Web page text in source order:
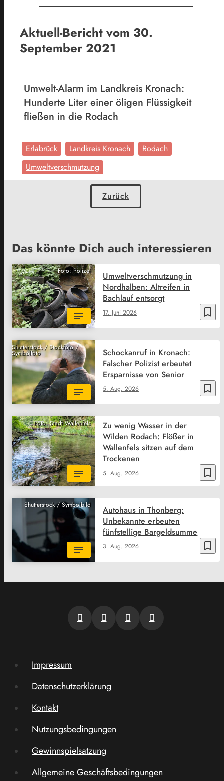
FFW Steinwiesen
Aktuell-Bericht vom 30.
September 2021
Umwelt-Alarm im Landkreis Kronach:
Hunderte Liter einer öligen Flüssigkeit
fließen in die Rodach
Erlabrück Landkreis Kronach
Rodach
Umweltverschmutzung
Zurück
Das könnte Dich auch interessieren
Foto: Polizei
bookmark_border
17. Juni 2026
Umweltverschmutzung in
Nordhalben: Altreifen in
Bachlauf entsorgt
Shutterstock / Stockfoto /
Symbolfoto
bookmark_border
5. Aug. 2026
Schockanruf in Kronach:
Falscher Polizist erbeutet
Ersparnisse von Senior
Foto: Stadt Wallenfels
bookmark_border
5. Aug. 2026
Zu wenig Wasser in der
Wilden Rodach: Flößer in
Wallenfels sitzen auf dem
Trockenen
Shutterstock / Symbolbild
bookmark_border
3. Aug. 2026
Autohaus in Thonberg:
Unbekannte erbeuten
fünfstellige Bargeldsumme
Impressum
Datenschutzerklärung
Kontakt
Nutzungsbedingungen
Gewinnspielsatzung
Allgemeine Geschäftsbedingungen